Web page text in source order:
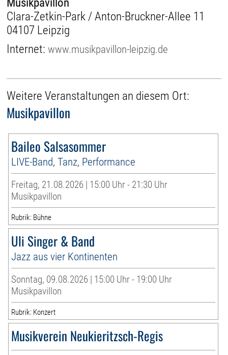
Clara-Zetkin-Park / Anton-Bruckner-Allee 11
04107 Leipzig
Internet:www.musikpavillon-leipzig.de
Weitere Veranstaltungen an diesem Ort:
Musikpavillon
Baileo Salsasommer
LIVE-Band, Tanz, Performance
Freitag, 21.08.2026 | 15:00 Uhr - 21:30 Uhr
Musikpavillon
Rubrik: Bühne
Uli Singer & Band
Jazz aus vier Kontinenten
Sonntag, 09.08.2026 | 15:00 Uhr - 19:00 Uhr
Musikpavillon
Rubrik: Konzert
Musikverein Neukieritzsch-Regis